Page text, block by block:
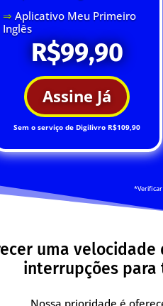
⇒ Aplicativo Meu Primeiro
Inglês
R$99,90
Assine Já
Sem o serviço de Digilivro R$109,90
*Verificar
uma
interrupções para